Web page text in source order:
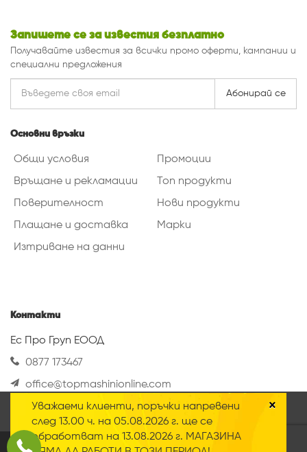
×
Уважаеми клиенти, поръчки напревени
след 13.00 ч. на 05.08.2026 г. ще се
обработват на 13.08.2026 г. МАГАЗИНА
Запишете се за известия безплатно
Получавайте известия за всички промо оферти, кампании и
специални предложения
Абонирай се
Основни връзки
Общи условия
Връщане и рекламации
Поверителност
Плащане и доставка
Изтриване на данни
Промоции
Топ продукти
Нови продукти
Марки
Контакти
Ес Про Груп ЕООД
0877 173467
office@topmashinionline.com
Вижте повече
2020 © Всички права запазени
Нашият онлайн магазин използва така
наречените „Бисквитки“ Научете повече за
нашатаполитика за поверителност.